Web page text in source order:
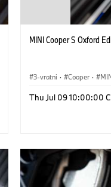
MINI Cooper S Oxford
3-vratni · Cooper ·
Thu Jul 09 10:00:00